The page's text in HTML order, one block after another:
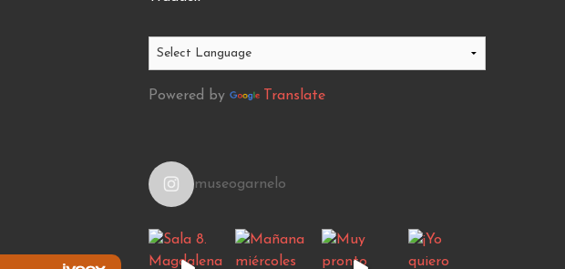
Powered by Translate
museogarnelo